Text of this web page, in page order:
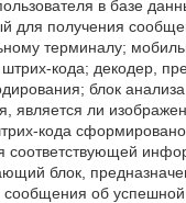
в базе
получения
терминалу;
кода; декодер,
блок
является ли
кода
блок,
об успешной